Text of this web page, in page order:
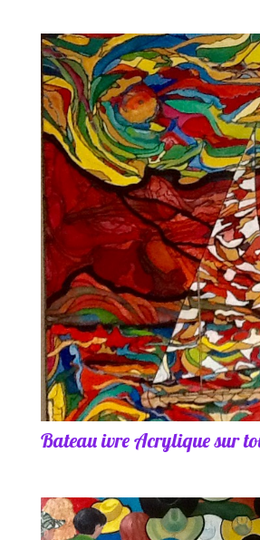
Bateau ivre Acrylique sur